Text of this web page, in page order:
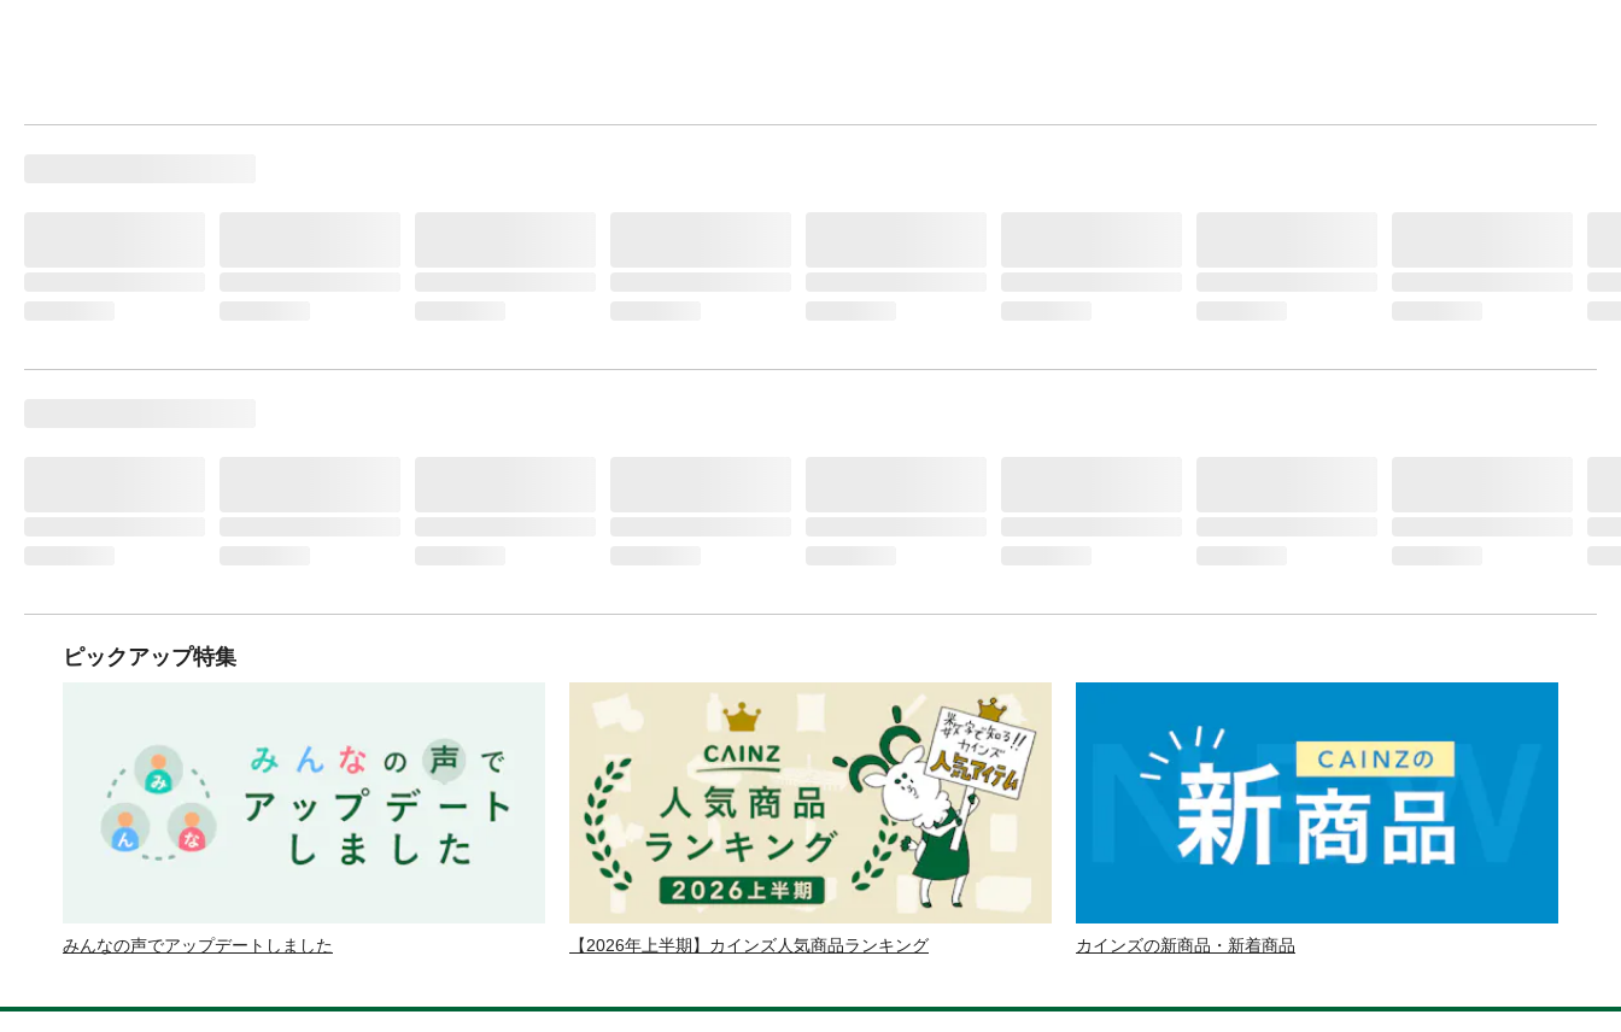
ピックアップ特集
みんなの声でアップデートしました 【2026年上半期】カインズ人気商品ランキング カインズの新商品・新着商品